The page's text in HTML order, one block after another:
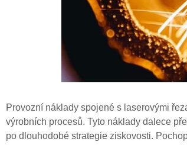
Provozní náklady spojené s laserovými
výrobních procesů. Tyto náklady dalece
po dlouhodobé strategie ziskovosti.